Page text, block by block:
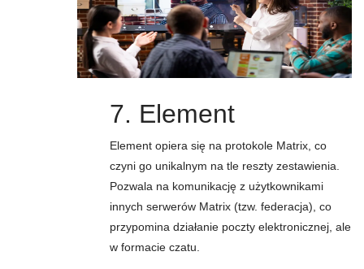
7. Element
Element opiera się na protokole Matrix, co
czyni go unikalnym na tle reszty zestawienia.
Pozwala na komunikację z użytkownikami
innych serwerów Matrix (tzw. federacja), co
przypomina działanie poczty elektronicznej, ale
w formacie czatu.